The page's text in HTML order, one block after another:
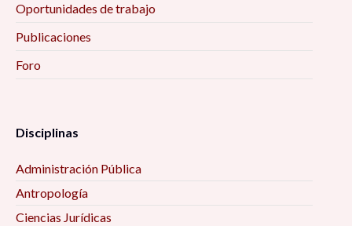
Oportunidades de trabajo
Publicaciones
Foro
Disciplinas
Administración Pública
Antropología
Ciencias Jurídicas